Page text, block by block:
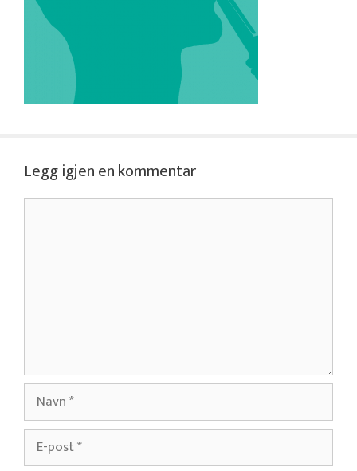
Legg igjen en kommentar
Navn
post